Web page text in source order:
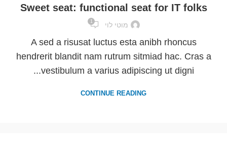
Sweet seat: functional seat for IT folks
מוטי לוי 1
A sed a risusat luctus esta anibh rhoncus
hendrerit blandit nam rutrum sitmiad hac. Cras a
vestibulum a varius adipiscing ut digni...
CONTINUE READING